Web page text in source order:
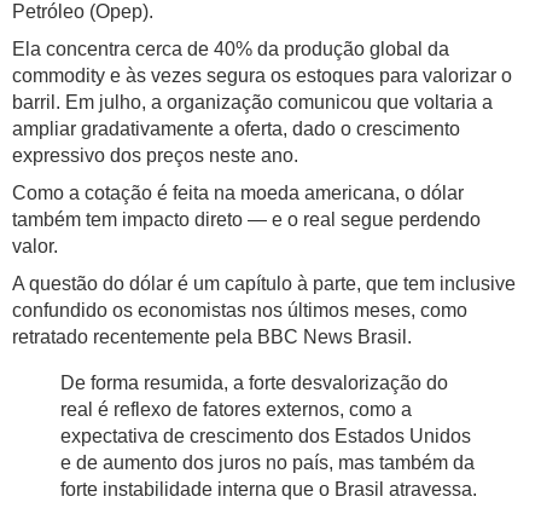
Petróleo (Opep).
Ela concentra cerca de 40% da produção global da
commodity e às vezes segura os estoques para valorizar o
barril. Em julho, a organização comunicou que voltaria a
ampliar gradativamente a oferta, dado o crescimento
expressivo dos preços neste ano.
Como a cotação é feita na moeda americana, o dólar
também tem impacto direto — e o real segue perdendo
valor.
A questão do dólar é um capítulo à parte, que tem inclusive
confundido os economistas nos últimos meses, como
retratado recentemente pela BBC News Brasil.
De forma resumida, a forte desvalorização do
real é reflexo de fatores externos, como a
expectativa de crescimento dos Estados Unidos
e de aumento dos juros no país, mas também da
forte instabilidade interna que o Brasil atravessa.